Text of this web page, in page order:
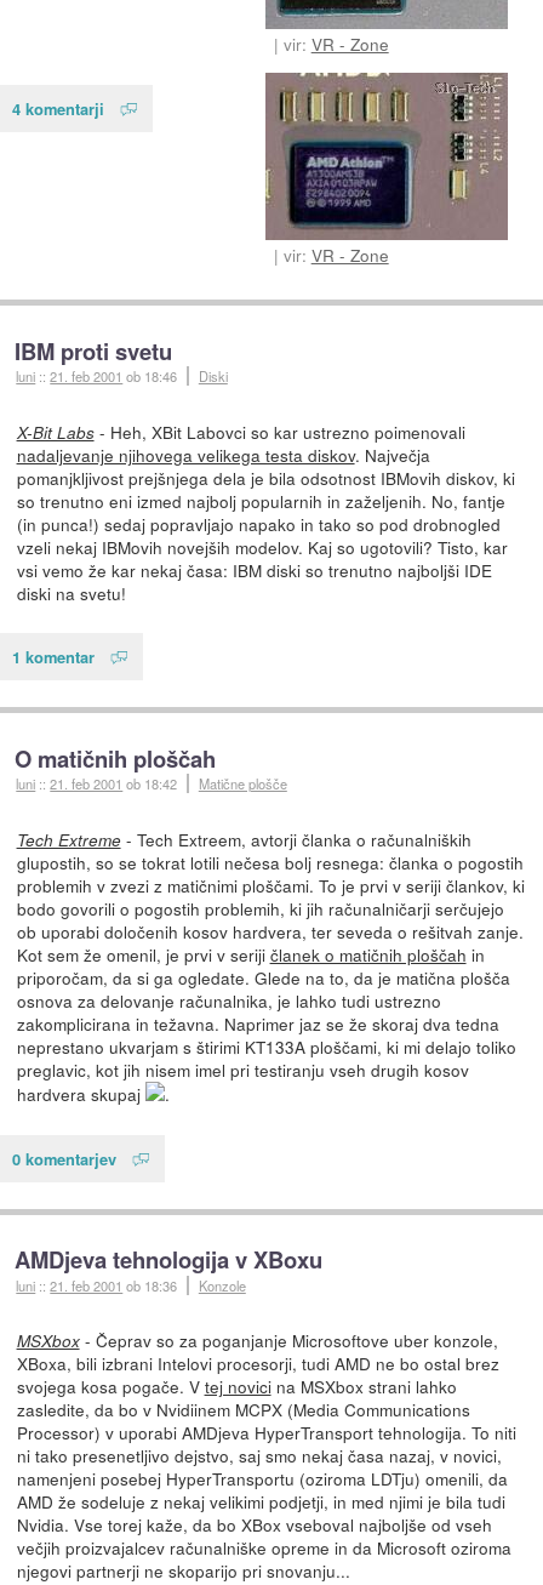
vir: VR - Zone
vir: VR - Zone
4 komentarji
IBM proti svetu
luni ::21. feb 2001 ob 18:46 Diski
X-Bit Labs- Heh, XBit Labovci so kar ustrezno poimenovali
nadaljevanje njihovega velikega testa diskov. Največja
pomanjkljivost prejšnjega dela je bila odsotnost IBMovih diskov, ki
so trenutno eni izmed najbolj popularnih in zaželjenih. No, fantje
(in punca!) sedaj popravljajo napako in tako so pod drobnogled
vzeli nekaj IBMovih novejših modelov. Kaj so ugotovili? Tisto, kar
vsi vemo že kar nekaj časa: IBM diski so trenutno najboljši IDE
diski na svetu!
1 komentar
O matičnih ploščah
luni ::21. feb 2001 ob 18:42 Matične plošče
Tech Extreme- Tech Extreem, avtorji članka o računalniških
glupostih, so se tokrat lotili nečesa bolj resnega: članka o pogostih
problemih v zvezi z matičnimi ploščami. To je prvi v seriji člankov, ki
bodo govorili o pogostih problemih, ki jih računalničarji serčujejo
ob uporabi določenih kosov hardvera, ter seveda o rešitvah zanje.
Kot sem že omenil, je prvi v seriji članek o matičnih ploščah in
priporočam, da si ga ogledate. Glede na to, da je matična plošča
osnova za delovanje računalnika, je lahko tudi ustrezno
zakomplicirana in težavna. Naprimer jaz se že skoraj dva tedna
neprestano ukvarjam s štirimi KT133A ploščami, ki mi delajo toliko
preglavic, kot jih nisem imel pri testiranju vseh drugih kosov
hardvera skupaj
.
0 komentarjev
AMDjeva tehnologija v XBoxu
luni ::21. feb 2001 ob 18:36 Konzole
MSXbox- Čeprav so za poganjanje Microsoftove uber konzole,
XBoxa, bili izbrani Intelovi procesorji, tudi AMD ne bo ostal brez
svojega kosa pogače. V tej novicina MSXbox strani lahko
zasledite, da bo v Nvidiinem MCPX (Media Communications
Processor) v uporabi AMDjeva HyperTransport tehnologija. To niti
ni tako presenetljivo dejstvo, saj smo nekaj časa nazaj, v novici,
namenjeni posebej HyperTransportu (oziroma LDTju) omenili, da
AMD že sodeluje z nekaj velikimi podjetji, in med njimi je bila tudi
Nvidia. Vse torej kaže, da bo XBox vseboval najboljše od vseh
večjih proizvajalcev računalniške opreme in da Microsoft oziroma
njegovi partnerji ne skoparijo pri snovanju...